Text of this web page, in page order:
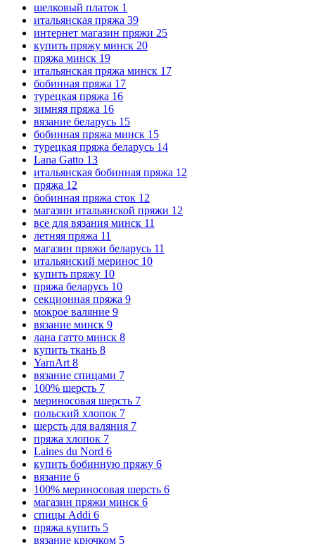
шелковый платок 1
итальянская пряжа 39
интернет магазин пряжи 25
купить пряжу минск 20
пряжа минск 19
итальянская пряжа минск 17
бобинная пряжа 17
турецкая пряжа 16
зимняя пряжа 16
вязание беларусь 15
бобинная пряжа минск 15
турецкая пряжа беларусь 14
Lana Gatto 13
итальянская бобинная пряжа 12
пряжа 12
бобинная пряжа сток 12
магазин итальянской пряжи 12
все для вязания минск 11
летняя пряжа 11
магазин пряжи беларусь 11
итальянский меринос 10
купить пряжу 10
пряжа беларусь 10
секционная пряжа 9
мокрое валяние 9
вязание минск 9
лана гатто минск 8
купить ткань 8
YarnArt 8
вязание спицами 7
100% шерсть 7
мериносовая шерсть 7
польский хлопок 7
шерсть для валяния 7
пряжа хлопок 7
Laines du Nord 6
купить бобинную пряжу 6
вязание 6
100% мериносовая шерсть 6
магазин пряжи минск 6
спицы Addi 6
пряжа купить 5
вязание крючком 5